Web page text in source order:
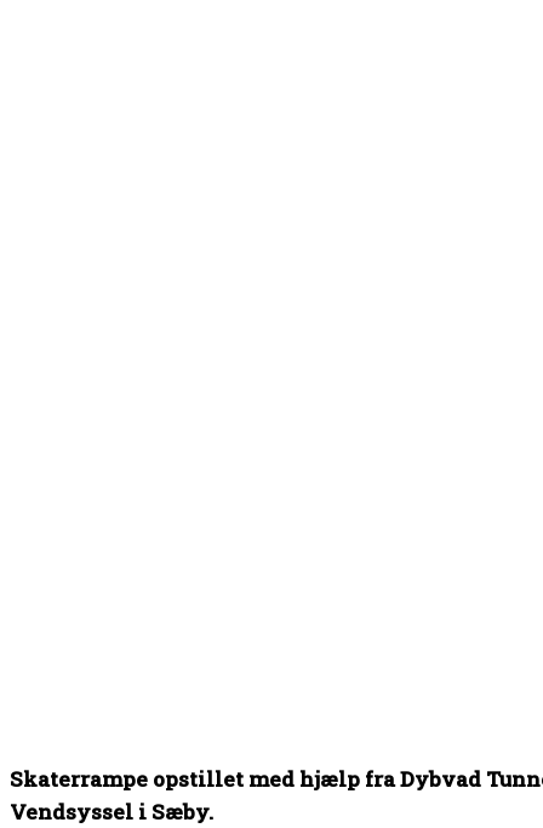
Skaterrampe opstillet med hjælp fra Dybvad
Vendsyssel i Sæby.